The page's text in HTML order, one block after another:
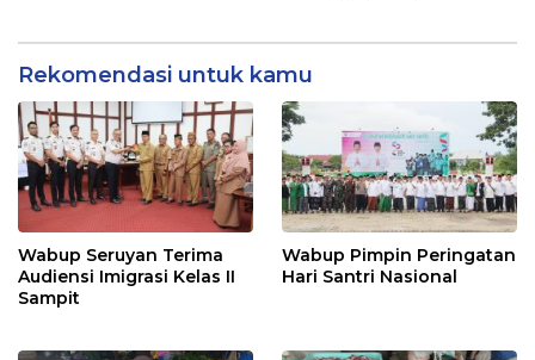
2024
Rekomendasi untuk kamu
Wabup Seruyan Terima
Audiensi Imigrasi Kelas II
Sampit
Wabup Pimpin Peringatan
Hari Santri Nasional